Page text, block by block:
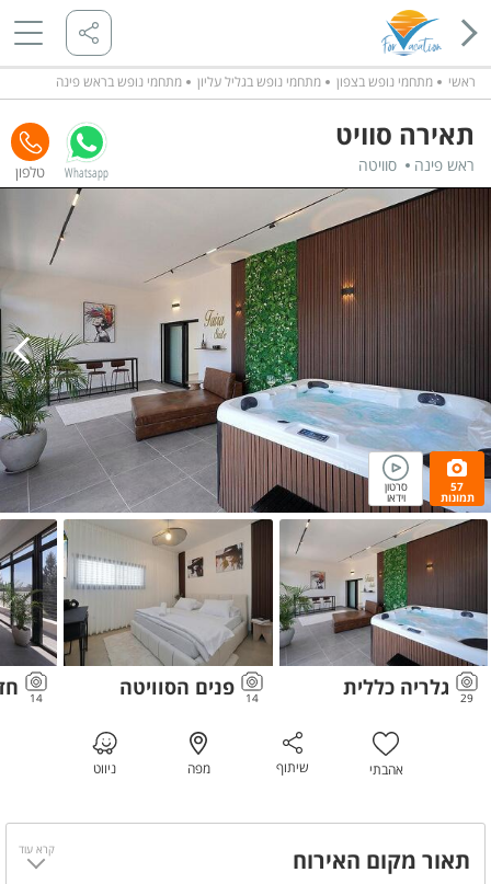
ראשי מתחמי נופש בצפון מתחמי נופש בגליל עליון מתחמי נופש בראש פינה
תאירה סוויט
ראש פינה סוויטה Whatsapp
57
תמונות
סרטון
וידאו
29 גלריה כללית 14 פנים הסוויטה 14
אהבתי שיתוף מפה ניווט
תאור מקום האירוח קרא עוד